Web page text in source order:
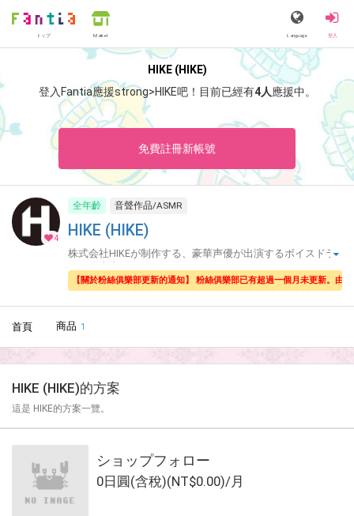
トップ Market Language 登入
HIKE (HIKE)
登入Fantia應援strong>HIKE吧！ 目前已經有4人 應援中。
免費註冊新帳號
4
全年齡 音聲作品/ASMR
HIKE (HIKE)
株式会社HIKEが制作する、豪華声優が出演するボイスドラ
【關於粉絲俱樂部更新的通知】 粉絲俱樂部已有超過一個月未更新。
首頁 商品 1
HIKE (HIKE)的方案
這是 HIKE的方案一覽。
ショップフォロー
0日圓(含稅)(NT$0.00)/月